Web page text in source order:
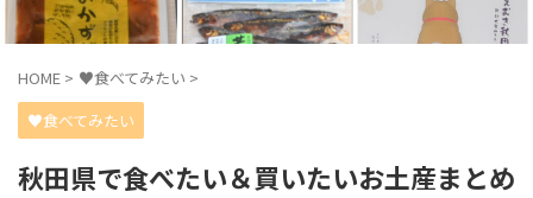
HOME > ♥食べてみたい >
♥食べてみたい
秋田県で食べたい＆買いたいお土産まとめ